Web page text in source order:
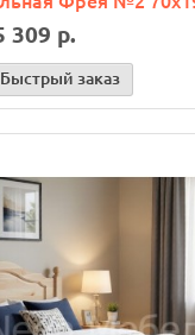
309 р.
Быстрый заказ